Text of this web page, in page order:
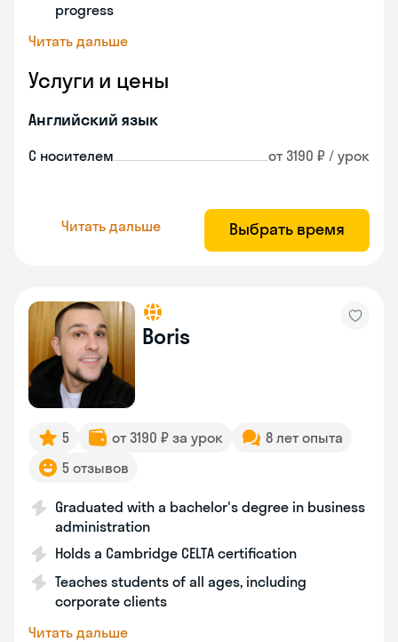
progress
Читать дальше
Услуги и цены
Английский язык
С носителем от 3190 ₽ / урок
Читать дальше Выбрать время
Boris
5 от 3190 ₽ за урок
8 лет опыта
5 отзывов
Graduated with a bachelor's degree in business
administration
Holds a Cambridge CELTA certification
Teaches students of all ages, including
corporate clients
Читать дальше